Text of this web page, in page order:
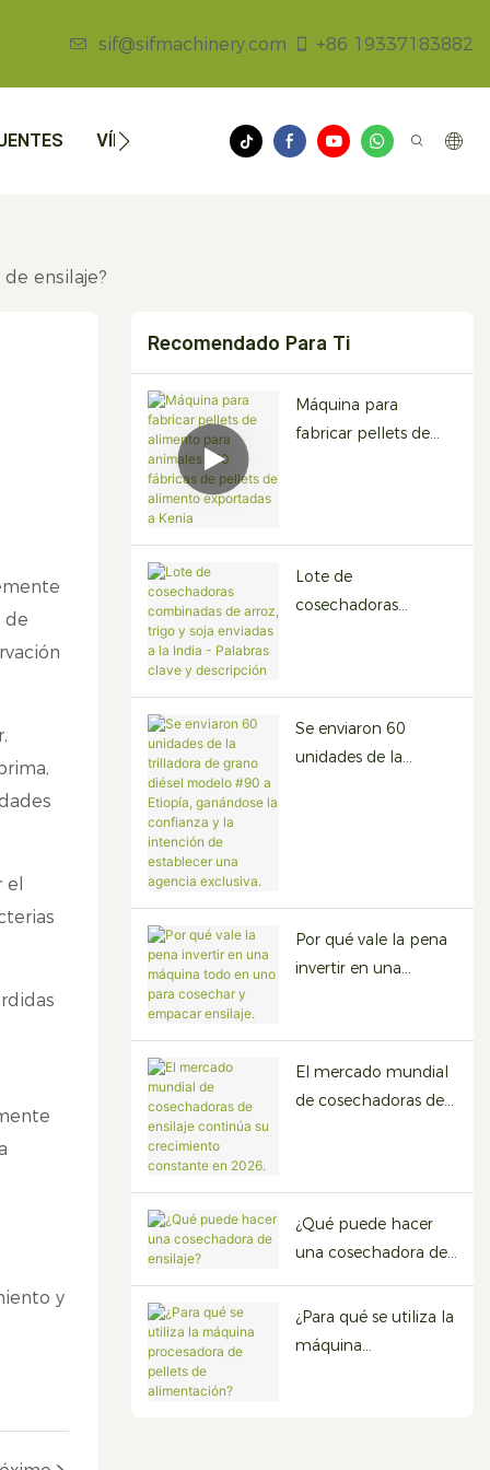
sif@sifmachinery.com +86 19337183882
VÍDEOS NOTICIAS CONTÁCTENOS
ensilaje?
de
y
Recomendado Para Ti
Máquina para
fabricar pellets de
alimento exportadas
a Kenia
Lote de
cosechadoras
clave y descripción
Se enviaron 60
unidades de la
establecer una
Por qué vale la pena
invertir en una
El mercado mundial
de cosechadoras de
¿Qué puede hacer
una cosechadora de
ensilaje?
¿Para qué se utiliza la
máquina